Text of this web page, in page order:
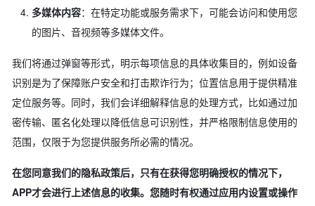
多媒体内容：在特定功能或服务需求下，可能会访问和使用您
的图片、音视频等多媒体文件。
我们将通过弹窗等形式，明示每项信息的具体收集目的，例如设备
识别是为了保障账户安全和打击欺诈行为；位置信息用于提供精准
定位服务等。同时，我们会详细解释信息的处理方式，比如通过加
密传输、匿名化处理以降低信息可识别性，并严格限制信息使用的
范围，仅限于为您提供服务所必需的情况。
在您同意我们的隐私政策后，只有在获得您明确授权的情况下，
APP才会进行上述信息的收集。您随时有权通过应用内设置或操作